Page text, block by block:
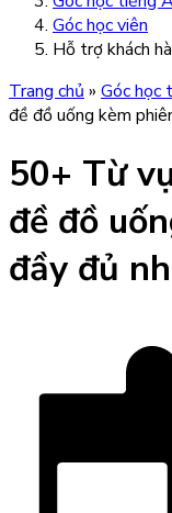
Góc học viên
Hỗ trợ khách
Trang chủ » Góc học
đề đồ uống kèm
50+ Từ
đề đồ
đầy đủ